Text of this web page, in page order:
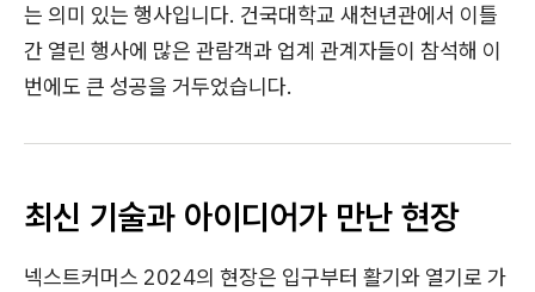
는 의미 있는 행사입니다. 건국대학교 새천년관에서 이틀
간 열린 행사에 많은 관람객과 업계 관계자들이 참석해 이
번에도 큰 성공을 거두었습니다.
최신 기술과 아이디어가 만난 현장
넥스트커머스 2024의 현장은 입구부터 활기와 열기로 가